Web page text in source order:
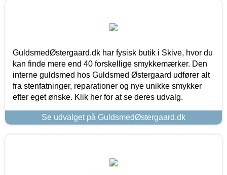
GuldsmedØstergaard.dk har fysisk butik i Skive, hvor du
kan finde mere end 40 forskellige smykkemærker. Den
interne guldsmed hos Guldsmed Østergaard udfører alt
fra stenfatninger, reparationer og nye unikke smykker
efter eget ønske. Klik her for at se deres udvalg.
Se udvalget på GuldsmedØstergaard.dk